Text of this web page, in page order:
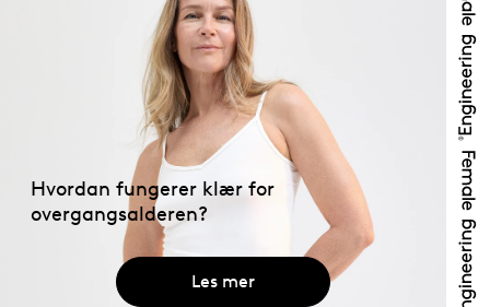
Hvordan fungerer klær for
overgangsalderen?
Les mer